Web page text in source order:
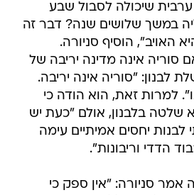
שיכולה לסבול שבע
במשך שלושים שנה? דבר זה
האויב", הוסיף סניורה.
אינה מדינה יריבה של
לבנון: "סוריה אינה יריבה.
למרות זאת, הוא הודה כי
שלטה בלבנון, אולם "כעת יש
לבנות יחסים אמיתיים עימה
הדדי וריבונות".
אמר סניורה: "אין ספק כי